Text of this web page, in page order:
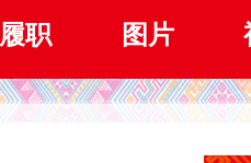
履职 图片